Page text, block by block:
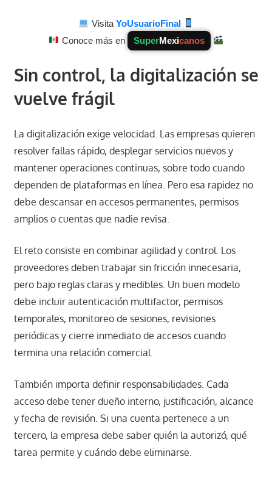
Visita YoUsuarioFinal
Conoce más en
SuperMexicanos
Sin control, la digitalización se
vuelve frágil
La digitalización exige velocidad. Las empresas quieren
resolver fallas rápido, desplegar servicios nuevos y
mantener operaciones continuas, sobre todo cuando
dependen de plataformas en línea. Pero esa rapidez no
debe descansar en accesos permanentes, permisos
amplios o cuentas que nadie revisa.
El reto consiste en combinar agilidad y control. Los
proveedores deben trabajar sin fricción innecesaria,
pero bajo reglas claras y medibles. Un buen modelo
debe incluir autenticación multifactor, permisos
temporales, monitoreo de sesiones, revisiones
periódicas y cierre inmediato de accesos cuando
termina una relación comercial.
También importa definir responsabilidades. Cada
acceso debe tener dueño interno, justificación, alcance
y fecha de revisión. Si una cuenta pertenece a un
tercero, la empresa debe saber quién la autorizó, qué
tarea permite y cuándo debe eliminarse.